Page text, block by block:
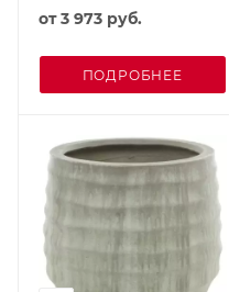
от3 973 руб.
ПОДРОБНЕЕ